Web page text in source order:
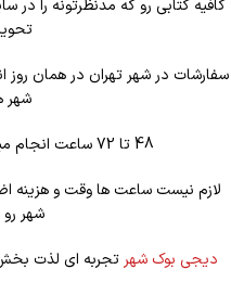
کافیه کتابی رو که مدنظرتونه را
سفارشات در شهر تهران در همان
شهر
لازم نیست ساعت ها وقت و هزینه
شهر رو
دیجی بوک شهر تجربه ای لذت بخش